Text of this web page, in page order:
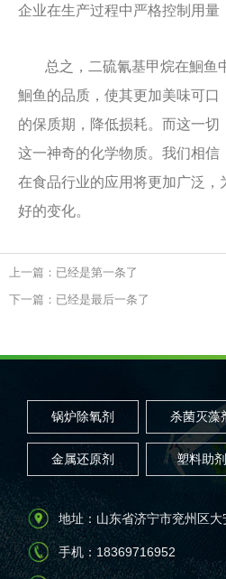
企业在生产过程中严格控制用量
总之，二硫氰基甲烷在鮰鱼
鮰鱼的品质，使其更加美味可口
的保质期，降低损耗。而这一
这一神奇的化学物质。我们相信
在食品行业的应用将更加广泛，
好的变化。
上一篇：已经是第一条了
下一篇：已经是最后一条了
锅炉除氧剂 杀菌灭藻
金属还原剂 塑料助剂
地址：山东省济宁市兖州区
手机：18369716952